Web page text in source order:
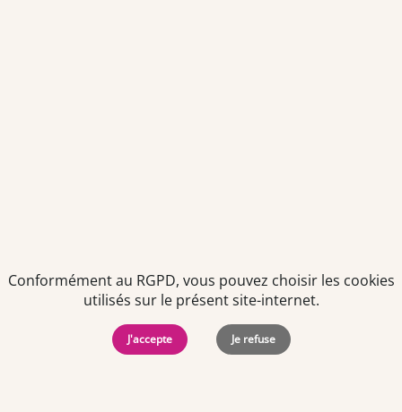
Politiques de
protection des
Mentions Légales-
Copyright © 2026. Team
Conformément au RGPD, vous pouvez choisir les cookies
utilisés sur le présent site-internet.
J'accepte Je refuse